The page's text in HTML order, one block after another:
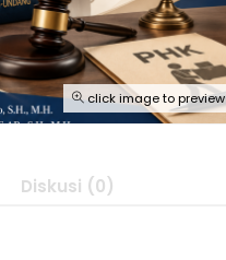
click image to preview
Diskusi (0)